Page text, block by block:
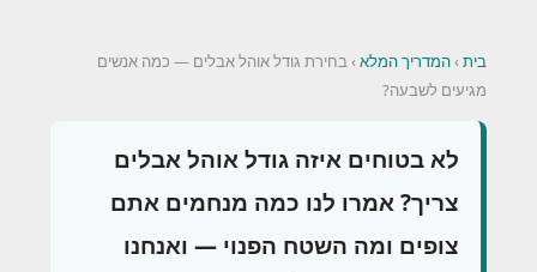
בית›המדריך המלא›בחירת גודל אוהל אבלים — כמה אנשים
מגיעים לשבעה?
לא בטוחים איזה גודל אוהל אבלים
צריך? אמרו לנו כמה מנחמים אתם
צופים ומה השטח הפנוי — ואנחנו